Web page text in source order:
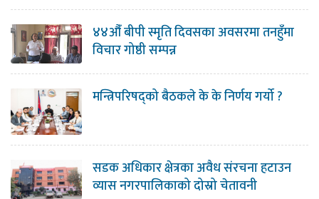
४४औँ बीपी स्मृति दिवसका अवसरमा तनहुँमा
विचार गोष्ठी सम्पन्न
मन्त्रिपरिषद्को बैठकले के के निर्णय गर्यो ?
सडक अधिकार क्षेत्रका अवैध संरचना हटाउन
व्यास नगरपालिकाको दोस्रो चेतावनी